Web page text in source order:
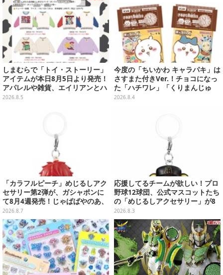
しまむらで「トイ・ストーリー」
アイテムが本日8月5日より発売！
アパレルや雑貨、エイリアンとハ
ムのダイカットクッションなど盛
2026.8.5
今度の「ちいかわ キャラパキ」は
さすまた付きVer.！チョコになっ
た「ハチワレ」「くりまんじゅ
う」たちも可愛い全8種
2026.8.4
「カラフルピーチ」めじるしアク
セサリー第2弾が、ガシャポンに
て8月4週発売！じゃぱぱやのあ、
シヴァたちメンバー11名分ライン
ナップ
2026.8.7
応援してるチームが欲しい！プロ
野球12球団、公式マスコットたち
の「めじるしアクセサリー」が8
月第2週より再販
2026.8.3